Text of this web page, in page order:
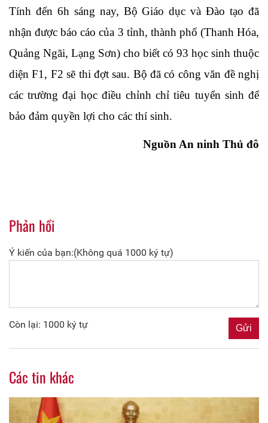
Tính đến 6h sáng nay, Bộ Giáo dục và Đào tạo đã
nhận được báo cáo của 3 tỉnh, thành phố (Thanh Hóa,
Quảng Ngãi, Lạng Sơn) cho biết có 93 học sinh thuộc
diện F1, F2 sẽ thi đợt sau. Bộ đã có công văn đề nghị
các trường đại học điều chỉnh chỉ tiêu tuyển sinh để
bảo đảm quyền lợi cho các thí sinh.
Nguồn An ninh Thủ đô
Phản hồi
Ý kiến của bạn:(Không quá 1000 ký tự)
Còn lại: 1000 ký tự
Các tin khác